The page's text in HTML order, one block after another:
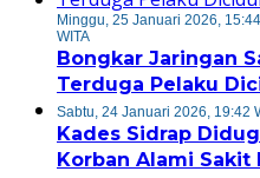
Minggu, 25 Januari 2026,
WITA
Bongkar Jaringan
Terduga Pelaku
Sabtu, 24 Januari 2026, 19:42
Kades Sidrap
Korban Alami Sakit